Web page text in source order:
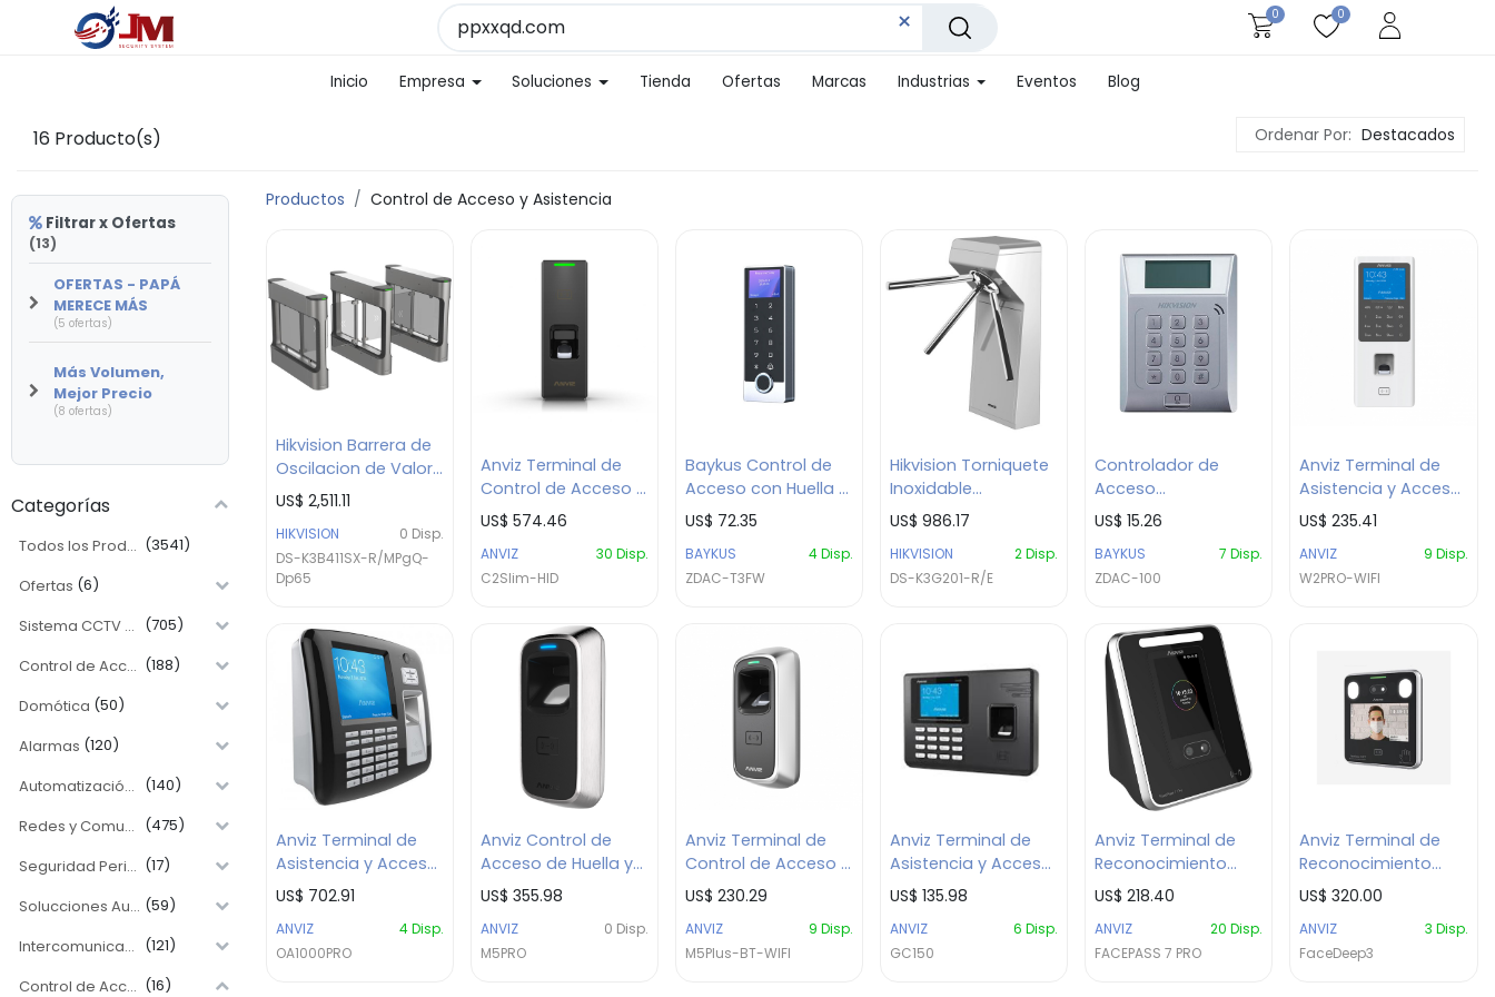
0 0
Inicio Empresa Soluciones Tienda Ofertas Marcas Industrias Eventos Blog
16 Producto(s) Ordenar Por: Destacados
Filtrar x Ofertas
(13)
OFERTAS - PAPÁ
MERECE MÁS
(5 ofertas)
Más Volumen,
Mejor Precio
(8 ofertas)
Categorías
Todos los Productos (3541)
Ofertas (6)
Sistema CCTV y Videovigilancial (705)
Control de Acceso y Asistencia (188)
Domótica (50)
Alarmas (120)
Automatización Electromecánica (140)
Redes y Comunicación (475)
Seguridad Perimetral (17)
Solucciones Audiovisuales (59)
Intercomunicacion (121)
Control de Acceso y Asistencia (16)
Productos Control de Acceso y Asistencia
Hikvision Barrera de
Oscilacion de Valor
Derecha/ Tarjeta
EM,M1
US$ 2,511.11
HIKVISION 0 Disp.
DS-K3B411SX-R/MPgQ-
Dp65
Anviz Terminal de
Control de Acceso /
Serie C2 / Huella
dactilar y RFID
compatible con HID
/ Protección IP65 y
US$ 574.46
ANVIZ 30 Disp.
C2Slim-HID
Baykus Control de
Acceso con Huella y
Teclado Táctil WiFi
IP68
US$ 72.35
BAYKUS 4Disp.
ZDAC-T3FW
Hikvision Torniquete
Inoxidable
Monocarril
US$ 986.17
HIKVISION 2Disp.
DS-K3G201-R/E
Controlador de
Acceso
Independiente
Baykus
US$ 15.26
BAYKUS 7 Disp.
ZDAC-100
Anviz Terminal de
Asistencia y Acceso
Multimodal / Serie
W2 Pro WiFi /
Conectividad WiFi y
Cloud / Huella,
US$ 235.41
ANVIZ 9 Disp.
W2PRO-WIFI
Anviz Terminal de
Asistencia y Acceso
de Alta Gama / Serie
OA1000 Pro /
Pantalla 3.5" y CPU
Dual Core / Huella
US$ 702.91
ANVIZ 4Disp.
OA1000PRO
Anviz Control de
Acceso de Huella y
Tarjeta IP65 / Serie
M5 Pro / Exterior
Metálico / TCP/IP,
WebServer,
US$ 355.98
ANVIZ 0 Disp.
M5PRO
Anviz Terminal de
Control de Acceso /
Serie M / Huella
dactilar y RFID para
exterior / Protección
IP65, WiFi y Bluetooth
US$ 230.29
ANVIZ 9 Disp.
M5Plus-BT-WIFI
Anviz Terminal de
Asistencia y Acceso
de Huella / Serie
GC150 / Diseño
compacto / TCP/IP,
USB, WiFi, Relay
US$ 135.98
ANVIZ 6 Disp.
GC150
Anviz Terminal de
Reconocimiento
Facial / Serie
FacePass / Control
de Acceso y
Asistencia /
US$ 218.40
ANVIZ 20 Disp.
FACEPASS 7 PRO
Anviz Terminal de
Reconocimiento
Facial y Control de
Acceso / Serie
FaceDeep 3 / Doble
cámara para
US$ 320.00
ANVIZ 3 Disp.
FaceDeep3